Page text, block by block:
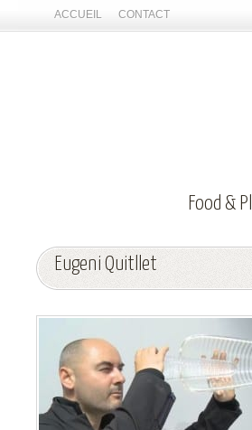
ACCUEIL CONTACT
Food &
Eugeni Quitllet